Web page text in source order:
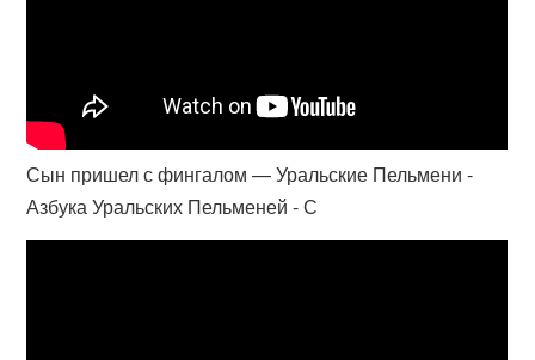
Сын пришел с фингалом — Уральские Пельмени -
Азбука Уральских Пельменей - С